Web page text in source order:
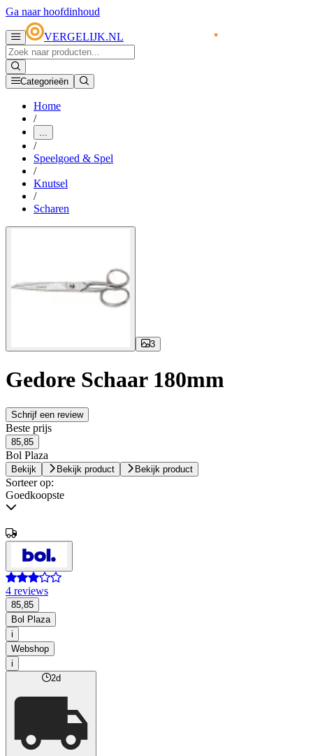
Ga naar hoofdinhoud
VERGELIJK.NL
Categorieën
Home
/
...
/
Speelgoed & Spel
/
Knutsel
/
Scharen
3
Gedore Schaar 180mm
Schrijf een review
Beste prijs
85,85
Bol Plaza
Bekijk Bekijk product Bekijk product
Sorteer op:
Goedkoopste
4 reviews
85,85
Bol Plaza
i
Webshop
i
2d